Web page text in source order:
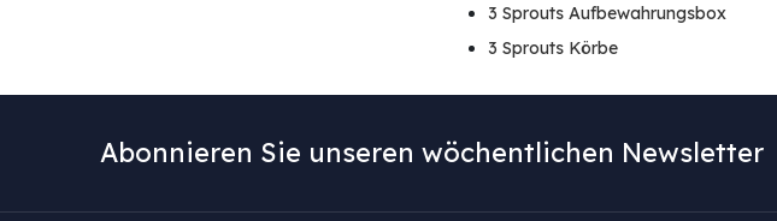
3 Sprouts Aufbewahrungsbox
3 Sprouts Körbe
Abonnieren Sie unseren wöchentlichen Newsletter